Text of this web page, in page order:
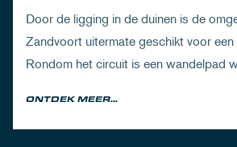
Door de ligging in de duinen is de
Zandvoort uitermate geschikt voor een
Rondom het circuit is een wandelpad
ONTDEK MEER...